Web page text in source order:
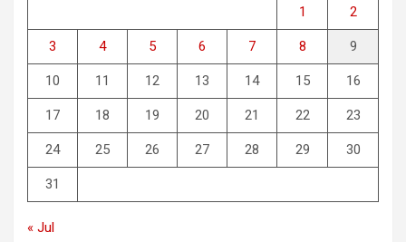
1 2
3 4 5 6 7 8 9
10 11 12 13 14 15 16
17 18 19 20 21 22 23
24 25 26 27 28 29 30
31
« Jul